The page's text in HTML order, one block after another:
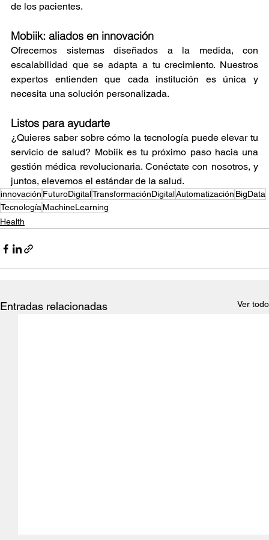
de los pacientes.
Mobiik: aliados en innovación
Ofrecemos sistemas diseñados a la medida, con
escalabilidad que se adapta a tu crecimiento. Nuestros
expertos entienden que cada institución es única y
necesita una solución personalizada.
Listos para ayudarte
¿Quieres saber sobre cómo la tecnología puede elevar tu
servicio de salud? Mobiik es tu próximo paso hacia una
gestión médica revolucionaria. Conéctate con nosotros, y
juntos, elevemos el estándar de la salud.
innovación FuturoDigitalTransformaciónDigitalAutomatización BigData
Tecnología MachineLearning
Health
Entradas relacionadas Ver todo